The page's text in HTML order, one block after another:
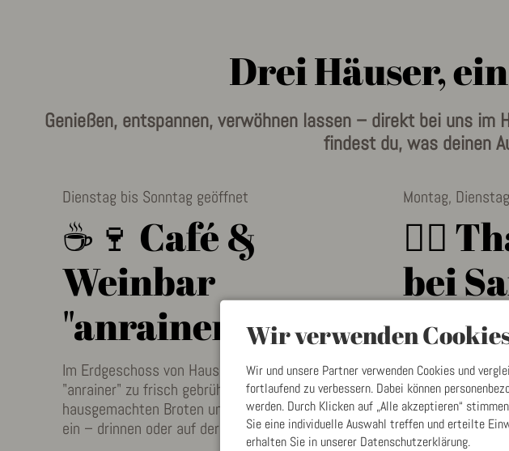
Drei Häuser,
Genießen, entspannen, verwöhnen lassen – direkt bei uns im
findest du, was deinen
Dienstag bis Sonntag geöffnet
☕🍷 Café &
Weinbar
"anrainer"
Im Erdgeschoss von Haus 2 lädt dich das
"anrainer" zu frisch gebrühtem Kaffee,
hausgemachten Broten und kleinen Leckereien
ein – drinnen oder auf der Terrasse.
Montag,
🧘‍♀️
bei
Im ersten
mit traditioneller
achtsam und
Lockerung von
zur Ruhe zu
Händen.
Wir verwenden
Wir und unsere Partner verwenden Cookies und
fortlaufend zu verbessern. Dabei können
werden. Durch Klicken auf „Alle akzeptieren“
Sie eine individuelle Auswahl treffen und erteilte
erhalten Sie in unserer Datenschutzerklärung.